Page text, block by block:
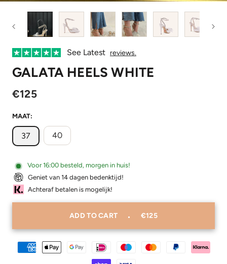
See Latest reviews.
GALATA HEELS WHITE
€125
MAAT:
37 40
Voor 16:00 besteld, morgen in huis!
Geniet van 14 dagen bedenktijd!
Achteraf betalen is mogelijk!
ADD TO CART €125